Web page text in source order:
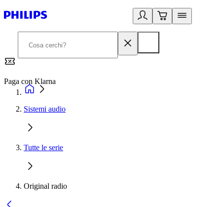
Paga con Klarna
Sistemi audio
Tutte le serie
Original radio